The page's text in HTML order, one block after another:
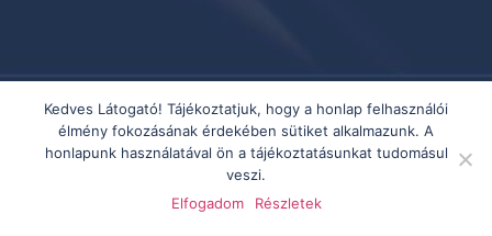
Kedves Látogató! Tájékoztatjuk, hogy a honlap felhasználói
élmény fokozásának érdekében sütiket alkalmazunk. A
honlapunk használatával ön a tájékoztatásunkat tudomásul
veszi.
Elfogadom
Részletek